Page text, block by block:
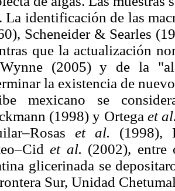
La identificación de las
Scheneider & Searles
que la actualización
(2005) y de la
la existencia de
mexicano se
(1998) y Ortega et
et al. (1998),
et al. (2002), entre
glicerinada se
Sur, Unidad